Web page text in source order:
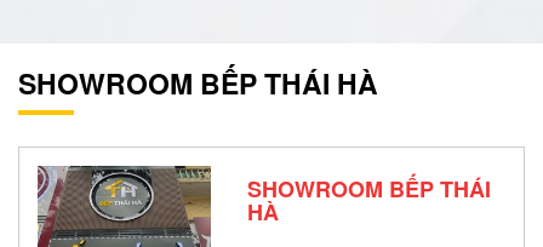
SHOWROOM BẾP THÁI HÀ
SHOWROOM BẾP THÁI
HÀ